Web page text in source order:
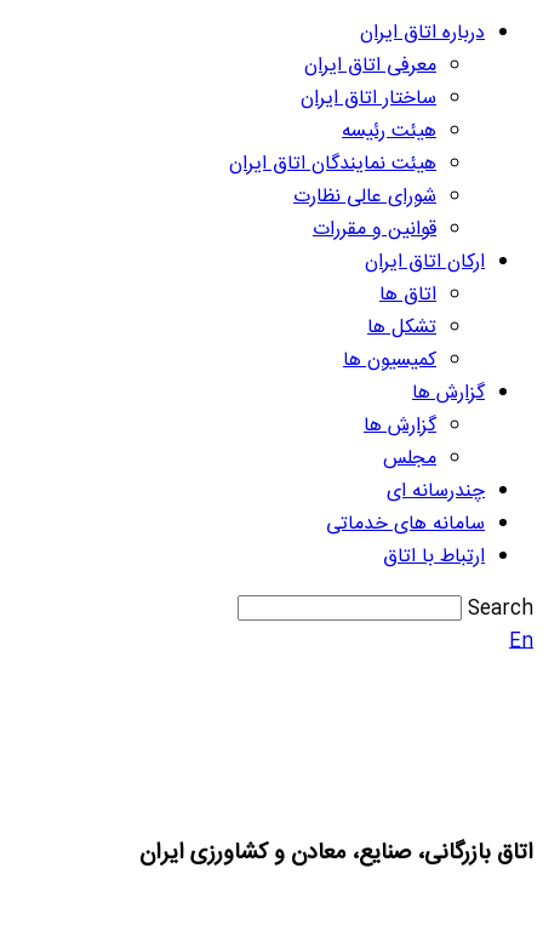
درباره اتاق ایران
معرفی اتاق ایران
ساختار اتاق ایران
هیئت رئیسه
هیئت نمایندگان اتاق ایران
شورای عالی نظارت
قوانین و مقررات
ارکان اتاق ایران
اتاق ها
تشکل ها
کمیسیون ها
گزارش ها
گزارش ها
مجلس
چندرسانه ای
سامانه های خدماتی
ارتباط با اتاق
Search
En
اتاق بازرگانی، صنایع، معادن و کشاورزی ایران